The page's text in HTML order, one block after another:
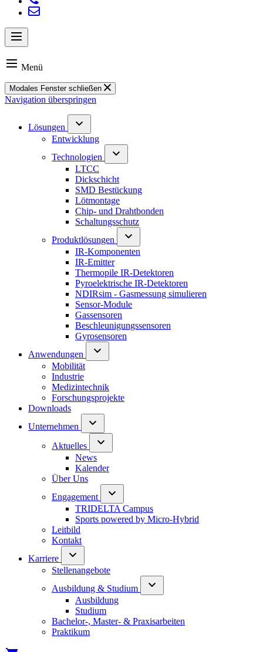
Menü
Modales Fenster schließen
Navigation überspringen
Lösungen
Entwicklung
Technologien
LTCC
Dickschicht
SMD Bestückung
Lötmontage
Chip- und Drahtbonden
Schaltungsschutz
Produktlösungen
IR-Komponenten
IR-Emitter
Thermopile IR-Detektoren
Pyroelektrische IR-Detektoren
NDIRsim - Gasmessung simulieren
Sensor-Module
Gassensoren
Beschleunigungssensoren
Gyrosensoren
Anwendungen
Mobilität
Industrie
Medizintechnik
Forschungsprojekte
Downloads
Unternehmen
Aktuelles
News
Kalender
Über Uns
Engagement
TRIDELTA Campus
Sports powered by Micro-Hybrid
Leitbild
Kontakt
Karriere
Stellenangebote
Ausbildung & Studium
Ausbildung
Studium
Bachelor-, Master- & Praxisarbeiten
Praktikum